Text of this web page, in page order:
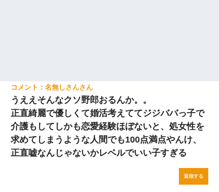
名無しさん
うええそんなクソ野郎おるんか。。
正直綺麗で優しくて婚活考えててジジババっ子で
介護もしてしかも恋愛経験ほぼないと、処女性を
求めてしまうような人間でも100点満点やんけ、
正直嘘なんじゃないかレベルでいい子すぎる
返信する